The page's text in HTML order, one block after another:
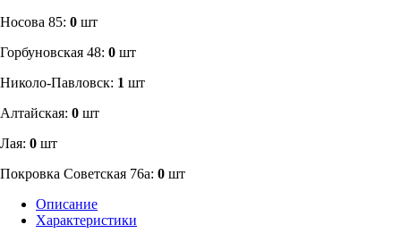
Носова 85: 0 шт
​Горбуновская 48: 0 шт
​Николо-Павловск: 1 шт
Алтайская: 0 шт
Лая: 0 шт
Покровка Советская 76а: 0 шт
Описание
Характеристики